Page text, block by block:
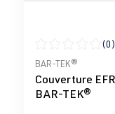
Note moyenne
(0)
BAR-TEK®
Couverture
BAR-TEK®